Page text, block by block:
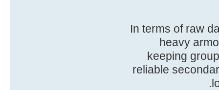
In terms of raw
heavy
keeping
reliable